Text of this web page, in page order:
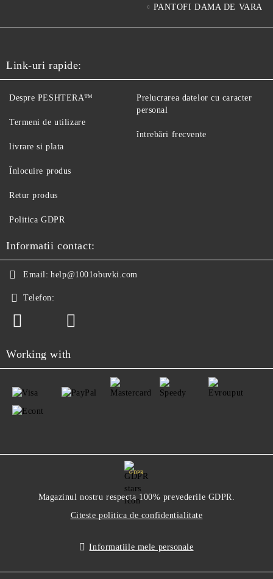
PANTOFI DAMA DE VARA
Link-uri rapide:
Despre PESHTERA™
Termeni de utilizare
livrare si plata
Înlocuire produs
Retur produs
Politica GDPR
Prelucrarea datelor cu caracter
personal
întrebări frecvente
Informatii contact:
Email: help@1001obuvki.com
Telefon:
Working with
GDPR
Magazinul nostru respecta 100% prevederile GDPR.
Citeste politica de confidentialitate
Informatiile mele personale